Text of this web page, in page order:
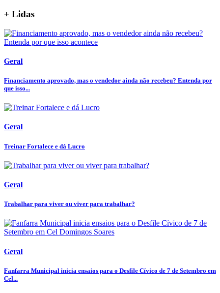
+ Lidas
Geral
Financiamento aprovado, mas o vendedor ainda não recebeu? Entenda por
que isso...
Geral
Treinar Fortalece e dá Lucro
Geral
Trabalhar para viver ou viver para trabalhar?
Geral
Fanfarra Municipal inicia ensaios para o Desfile Cívico de 7 de Setembro em
Cel...